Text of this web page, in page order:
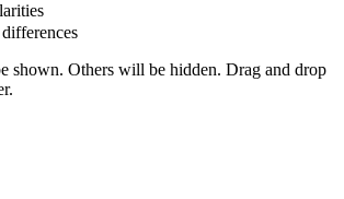
shown. Others will be hidden. Drag and drop